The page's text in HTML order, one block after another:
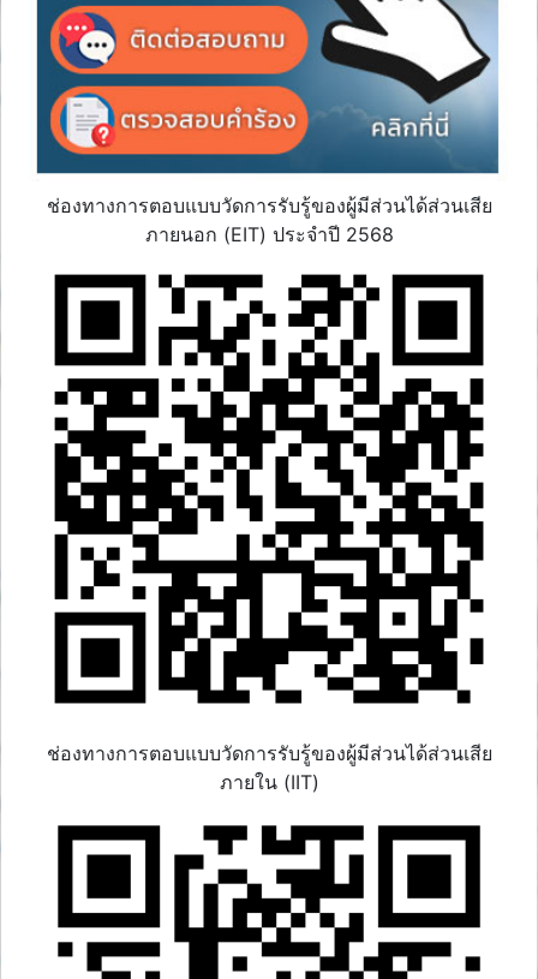
ช่องทางการตอบแบบวัดการรับรู้ของผู้มีส่วนได้ส่วนเสีย
ภายนอก (EIT) ประจำปี 2568
ช่องทางการตอบแบบวัดการรับรู้ของผู้มีส่วนได้ส่วนเสีย
ภายใน (IIT)